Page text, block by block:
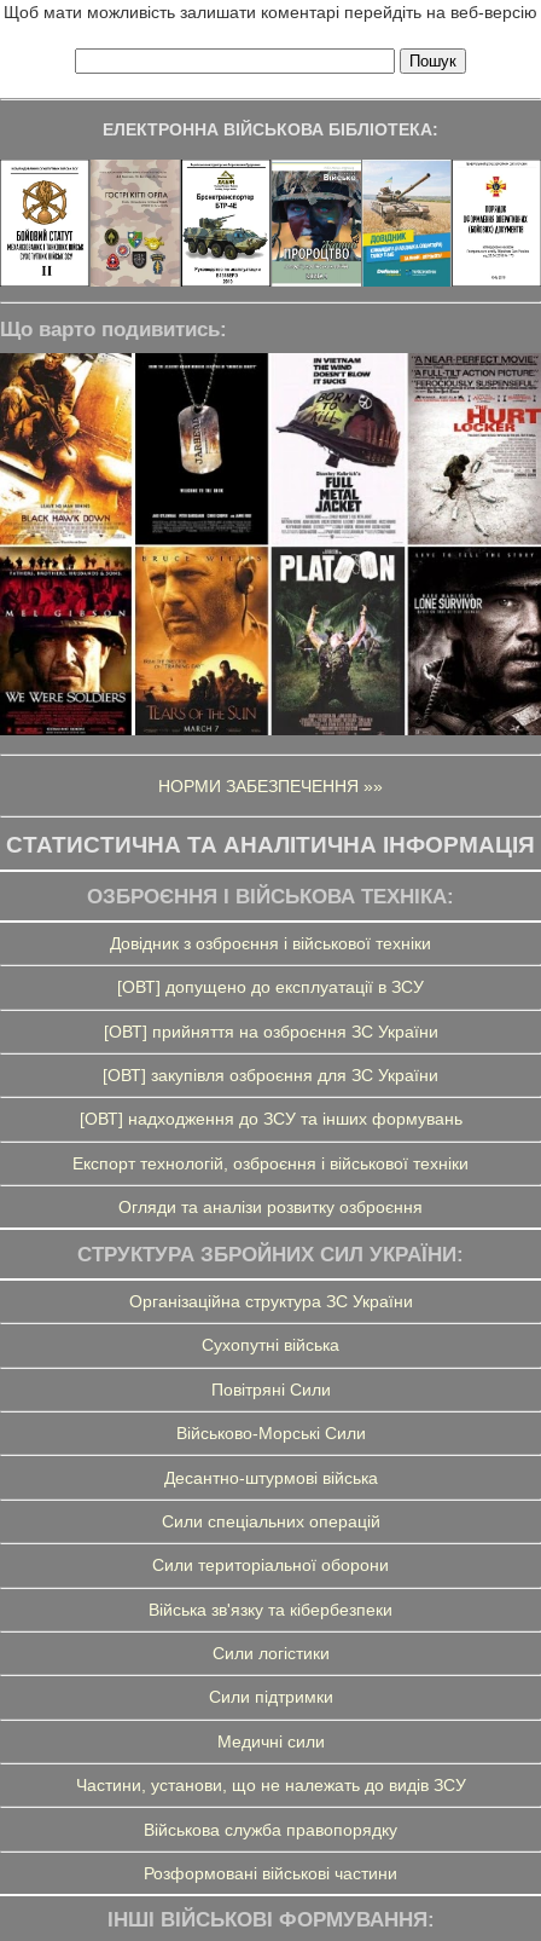
Щоб мати можливість залишати коментарі перейдіть на веб-версію
ЕЛЕКТРОННА ВІЙСЬКОВА БІБЛІОТЕКА:
Що варто подивитись:
НОРМИ ЗАБЕЗПЕЧЕННЯ »»
СТАТИСТИЧНА ТА АНАЛІТИЧНА ІНФОРМАЦІЯ
ОЗБРОЄННЯ І ВІЙСЬКОВА ТЕХНІКА:
Довідник з озброєння і військової техніки
[ОВТ] допущено до експлуатації в ЗСУ
[ОВТ] прийняття на озброєння ЗС України
[ОВТ] закупівля озброєння для ЗС України
[ОВТ] надходження до ЗСУ та інших формувань
Експорт технологій, озброєння і військової техніки
Огляди та аналізи розвитку озброєння
СТРУКТУРА ЗБРОЙНИХ СИЛ УКРАЇНИ:
Організаційна структура ЗС України
Сухопутні війська
Повітряні Сили
Військово-Морські Сили
Десантно-штурмові війська
Сили спеціальних операцій
Сили територіальної оборони
Війська зв'язку та кібербезпеки
Сили логістики
Сили підтримки
Медичні сили
Частини, установи, що не належать до видів ЗСУ
Військова служба правопорядку
Розформовані військові частини
ІНШІ ВІЙСЬКОВІ ФОРМУВАННЯ: